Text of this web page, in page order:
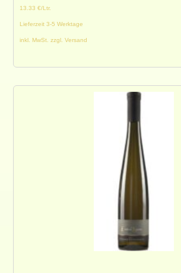
13.33 €/Ltr.
Lieferzeit 3-5 Werktage
inkl. MwSt. zzgl. Versand